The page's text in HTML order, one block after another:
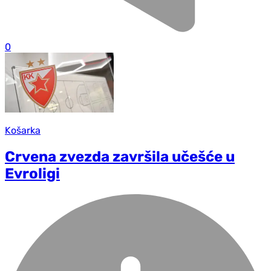
0
Košarka
Crvena zvezda završila učešće u
Evroligi